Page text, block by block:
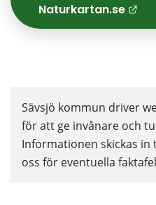
Naturkartan.se
Sävsjö kommun driver
för att ge invånare och
Informationen skickas
oss för eventuella